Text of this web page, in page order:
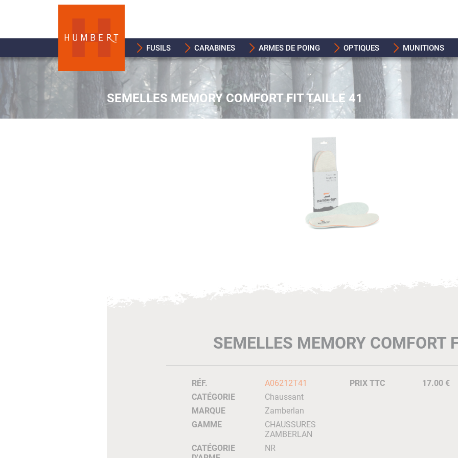
FUSILS CARABINES ARMES DE POING OPTIQUES MUNITIONS
SEMELLES MEMORY COMFORT FIT TAILLE 41
SEMELLES MEMORY COMFORT
RÉF.
A06212T41
CATÉGORIE
Chaussant
MARQUE
Zamberlan
GAMME
CHAUSSURES
ZAMBERLAN
CATÉGORIE
NR
PRIX TTC 17.00 €